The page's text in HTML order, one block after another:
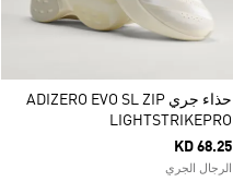
حذاء جري ADIZERO EVO SL ZIP
LIGHTSTRIKEPRO
KD 68.25
الرجال الجري